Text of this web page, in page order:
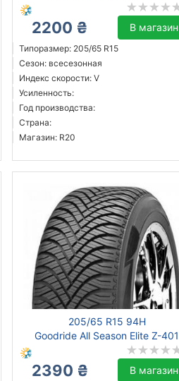
2200 ₴ В магазин
Типоразмер: 205/65 R15
Сезон: всесезонная
Индекс скорости: V
Усиленность:
Год производства:
Страна:
Магазин: R20
205/65 R15 94H
Goodride All Season Elite Z-401
2390 ₴ В магазин